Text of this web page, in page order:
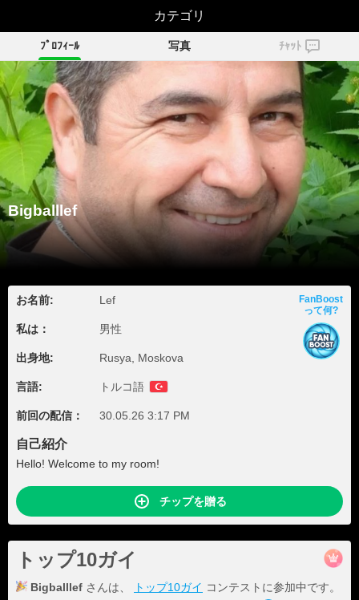
Bigballlef
ﾌﾟﾛﾌｨｰﾙ 写真 ﾁｬｯﾄ
Bigballlef
お名前: Lef
私は： 男性
出身地: Rusya, Moskova
言語: トルコ語
前回の配信： 30.05.26 3:17 PM
FanBoost
って何?
自己紹介
Hello! Welcome to my room!
チップを贈る
トップ10ガイ
Bigballlef さんは、 トップ10ガイ コンテストに参加中です。
カテゴリ